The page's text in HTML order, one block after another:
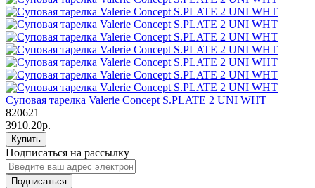
Суповая тарелка Valerie Concept S.PLATE 2 UNI WHT
820621
3910.20р.
Купить
Подписаться на рассылку
Подписаться